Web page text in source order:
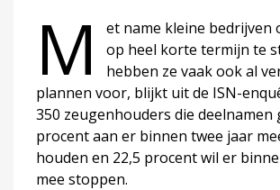
M
et name kleine bedrijven
op heel korte termijn te
hebben ze vaak ook al
plannen voor, blijkt uit de ISN-
350 zeugenhouders die deelnamen
procent aan er binnen twee jaar
houden en 22,5 procent wil er
mee stoppen.